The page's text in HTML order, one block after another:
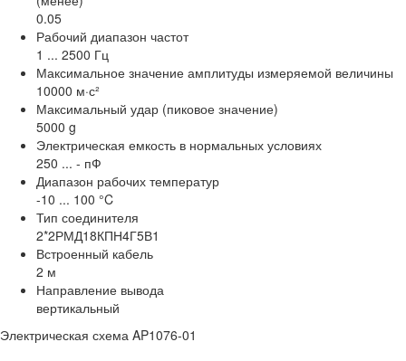
0.05
Рабочий диапазон частот
1 ... 2500 Гц
Максимальное значение амплитуды измеряемой величины
10000 м·с²
Максимальный удар (пиковое значение)
5000 g
Электрическая емкость в нормальных условиях
250 ... - пФ
Диапазон рабочих температур
-10 ... 100 °C
Тип соединителя
2*2РМД18КПН4Г5В1
Встроенный кабель
2 м
Направление вывода
вертикальный
Электрическая схема AP1076-01